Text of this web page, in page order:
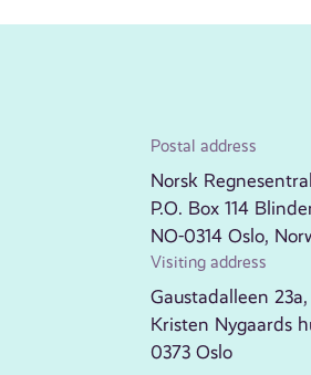
Postal address
Norsk Regnesentral
P.O. Box 114
NO-0314 Oslo,
Visiting address
Gaustadalleen
Kristen Nygaards
0373 Oslo